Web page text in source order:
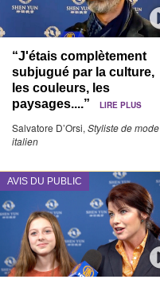
“J'étais complètement
subjugué par la culture,
les couleurs, les
paysages....”
LIRE PLUS
Salvatore D’Orsi, Styliste de mode
italien
AVIS DU PUBLIC